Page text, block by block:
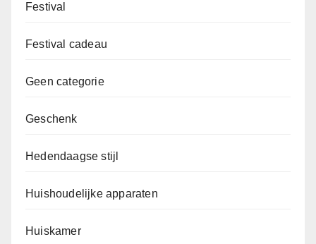
Festival
Festival cadeau
Geen categorie
Geschenk
Hedendaagse stijl
Huishoudelijke apparaten
Huiskamer